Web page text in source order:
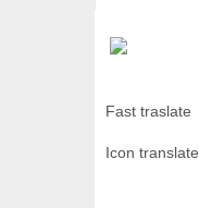
Fast traslate
Icon translate